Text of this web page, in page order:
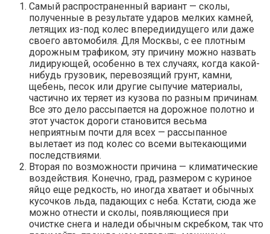
Самый распространенный вариант — сколы,
полученные в результате ударов мелких камней,
летящих из-под колес впередиидущего или даже
своего автомобиля. Для Москвы, с ее плотным
дорожным трафиком, эту причину можно назвать
лидирующей, особенно в тех случаях, когда какой-
нибудь грузовик, перевозящий грунт, камни,
щебень, песок или другие сыпучие материалы,
частично их теряет из кузова по разным причинам.
Все это дело рассыпается на дорожное полотно и
этот участок дороги становится весьма
неприятным почти для всех — рассыпанное
вылетает из под колес со всеми вытекающими
последствиями.
Вторая по возможности причина — климатические
воздействия. Конечно, град, размером с куриное
яйцо еще редкость, но иногда хватает и обычных
кусочков льда, падающих с неба. Кстати, сюда же
можно отнести и сколы, появляющиеся при
очистке снега и наледи обычным скребком, так что